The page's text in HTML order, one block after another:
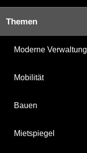
Themen
Moderne Verwaltung
Mobilität
Bauen
Mietspiegel